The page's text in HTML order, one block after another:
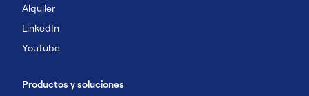
Alquiler
LinkedIn
YouTube
Productos y soluciones